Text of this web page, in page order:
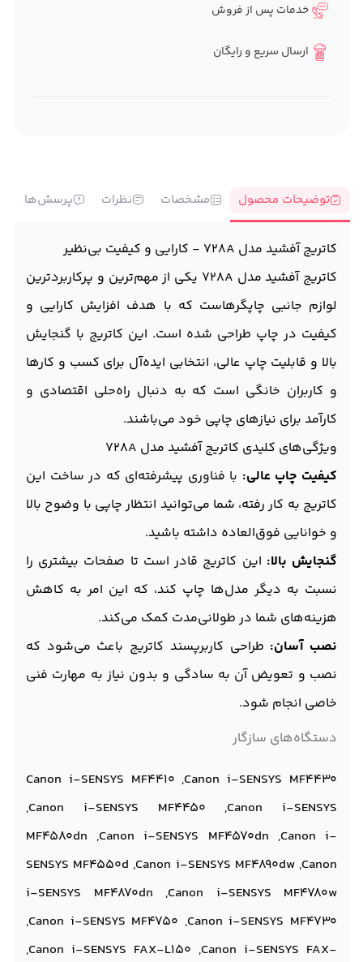
خدمات پس از فروش
ارسال سریع و رایگان
توضیحات محصول مشخصات نظرات پرسش‌ها
کاتریج آفشید مدل 728A - کارایی و کیفیت بی‌نظیر
کاتریج آفشید مدل 728A یکی از مهم‌ترین و پرکاربردترین
لوازم جانبی چاپگرهاست که با هدف افزایش کارایی و
کیفیت در چاپ طراحی شده است. این کاتریج با گنجایش
بالا و قابلیت چاپ عالی، انتخابی ایده‌آل برای کسب و کارها
و کاربران خانگی است که به دنبال راه‌حلی اقتصادی و
کارآمد برای نیازهای چاپی خود می‌باشند.
ویژگی‌های کلیدی کاتریج آفشید مدل 728A
کیفیت چاپ عالی: با فناوری پیشرفته‌ای که در ساخت این
کاتریج به کار رفته، شما می‌توانید انتظار چاپی با وضوح بالا
و خوانایی فوق‌العاده داشته باشید.
گنجایش بالا: این کاتریج قادر است تا صفحات بیشتری را
نسبت به دیگر مدل‌ها چاپ کند، که این امر به کاهش
هزینه‌های شما در طولانی‌مدت کمک می‌کند.
نصب آسان: طراحی کاربرپسند کاتریج باعث می‌شود که
نصب و تعویض آن به سادگی و بدون نیاز به مهارت فنی
خاصی انجام شود.
دستگاه‌های سازگار
Canon i-SENSYS MF4410 ,Canon i-SENSYS MF4430
,Canon i-SENSYS MF4450 ,Canon i-SENSYS
MF4580dn ,Canon i-SENSYS MF4570dn ,Canon i-
SENSYS MF4550d ,Canon i-SENSYS MF4890dw ,Canon
i-SENSYS MF4870dn ,Canon i-SENSYS MF4780w
,Canon i-SENSYS MF4750 ,Canon i-SENSYS MF4730
,Canon i-SENSYS FAX-L150 ,Canon i-SENSYS FAX-